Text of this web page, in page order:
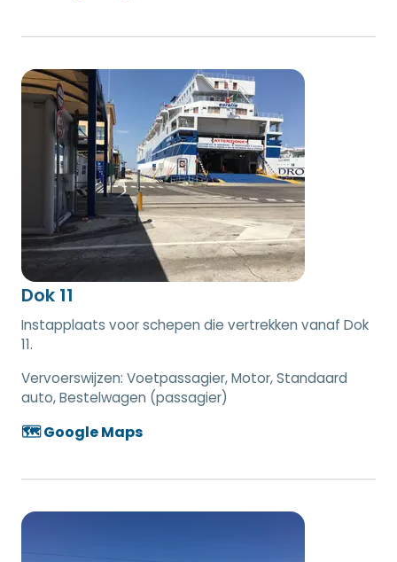
Dok 11
Instapplaats voor schepen die vertrekken vanaf Dok
11.
Vervoerswijzen: Voetpassagier, Motor, Standaard
auto, Bestelwagen (passagier)
🗺️ Google Maps